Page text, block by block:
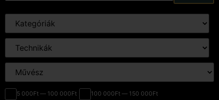
5 000Ft — 100 000Ft 100 000Ft — 150 000Ft